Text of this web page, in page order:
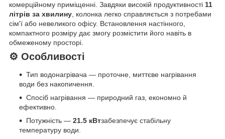
комерційному приміщенні. Завдяки високій продуктивності 11
літрів за хвилину, колонка легко справляється з потребами
сім'ї або невеликого офісу. Встановлення настінного,
компактного розміру дає змогу розмістити його навіть в
обмеженому просторі.
⚙ Особливості
Тип водонагрівача — проточне, миттєве нагрівання
води без накопичення.
Спосіб нагрівання — природний газ, економно й
ефективно.
Потужність — 21.5 кВтзабезпечує стабільну
температуру води.